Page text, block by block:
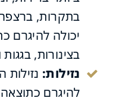
ליקויי
בתקרות, ברצפה
יכולה להיגרם
בצינורות, בגגות
נזילות:
להיגרם